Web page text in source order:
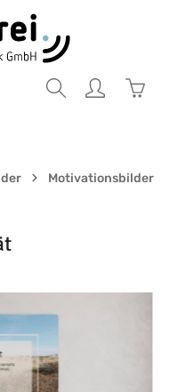
Motivationsbilder
5 Sternen